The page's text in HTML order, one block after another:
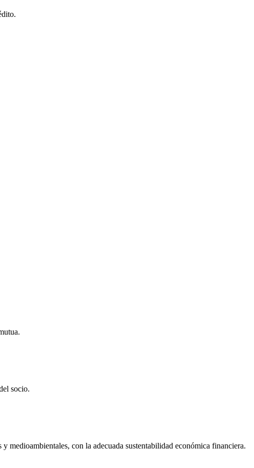
socio.
medioambientales, con la adecuada sustentabilidad económica financiera.